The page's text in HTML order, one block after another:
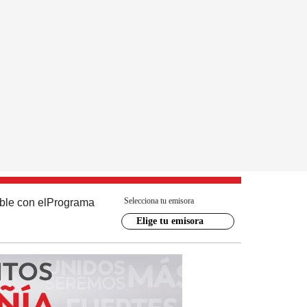
con el Programa Selecciona tu emisora
Elige tu emisora